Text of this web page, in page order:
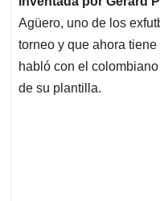
Agüero, uno de los
torneo y que ahora
habló con el
de su plantilla.